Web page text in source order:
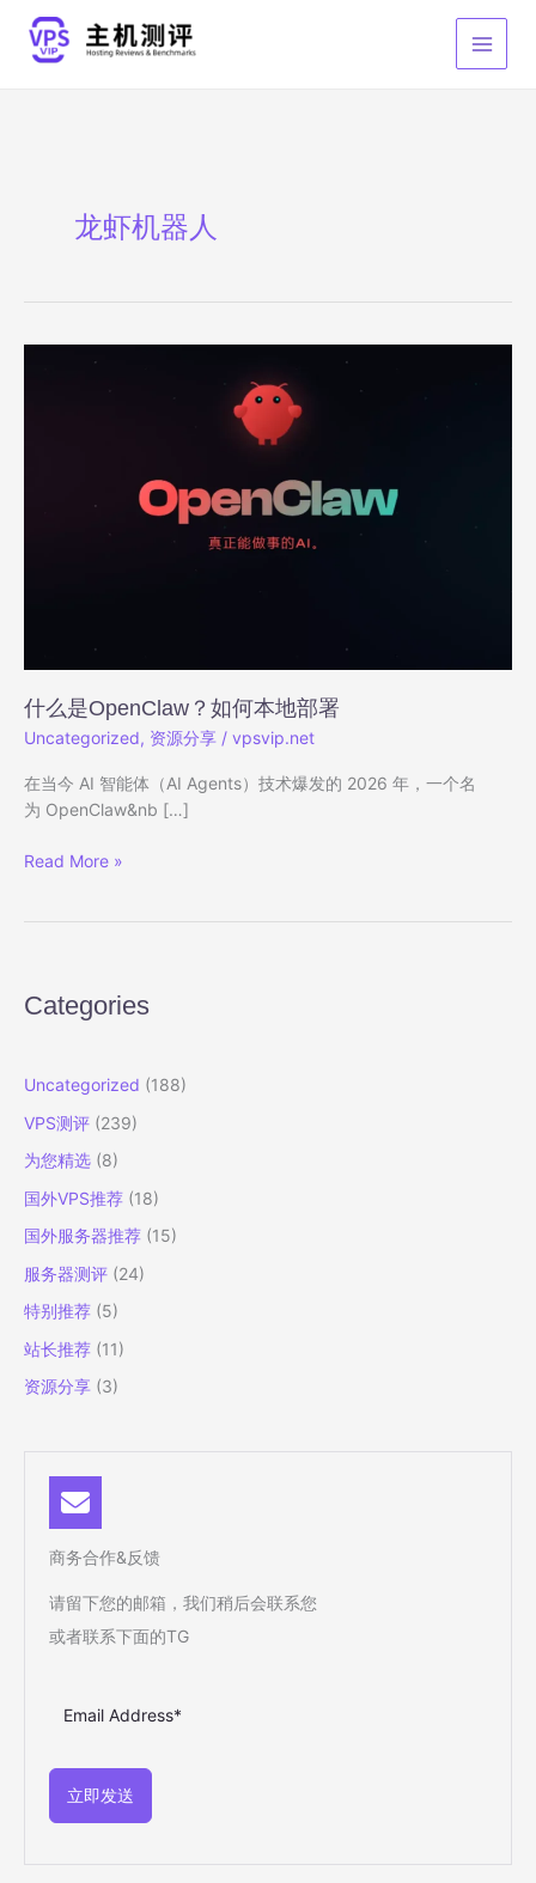
龙虾机器人
什么是OpenClaw？如何本地部署
Uncategorized, 资源分享 / vpsvip.net
在当今 AI 智能体（AI Agents）技术爆发的 2026 年，一个名
为 OpenClaw&nb […]
什
本
署
Read More »
Categories
Uncategorized (188)
VPS测评 (239)
为您精选 (8)
国外VPS推荐 (18)
国外服务器推荐 (15)
服务器测评 (24)
特别推荐 (5)
站长推荐 (11)
资源分享 (3)
商务合作&反馈
请留下您的邮箱，我们稍后会联系您
或者联系下面的TG
立即发送